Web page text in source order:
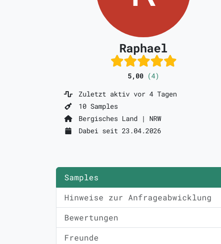
Raphael
5,00 (4)
Zuletzt aktiv vor 4 Tagen
10 Samples
Bergisches Land | NRW
Dabei seit 23.04.2026
Samples
Hinweise zur Anfrageabwicklung
Bewertungen
Freunde